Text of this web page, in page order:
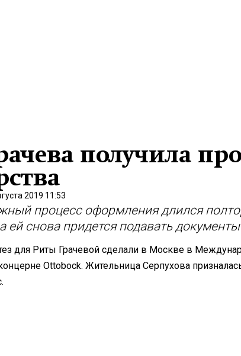
получила
2019 11:53
процесс оформления длился
ей снова придется подавать
для Риты Грачевой сделали в Москве в
Ottobock. Жительница Серпухова